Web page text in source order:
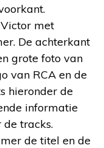
met
De achterkant
grote foto van
van RCA en de
hieronder de
informatie
de tracks.
de titel en de